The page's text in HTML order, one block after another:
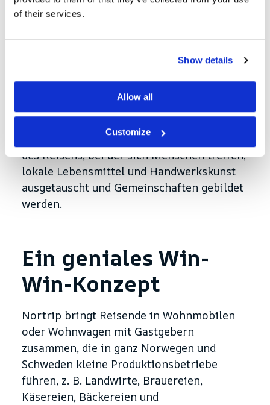
of their services.
Show details
Allow all
Customize
Dies ist der Kern von Nortrip - eine Form
des Reisens, bei der sich Menschen treffen,
lokale Lebensmittel und Handwerkskunst
ausgetauscht und Gemeinschaften gebildet
werden.
Ein geniales Win-
Win-Konzept
Nortrip bringt Reisende in Wohnmobilen
oder Wohnwagen mit Gastgebern
zusammen, die in ganz Norwegen und
Schweden kleine Produktionsbetriebe
führen, z. B. Landwirte, Brauereien,
Käsereien, Bäckereien und